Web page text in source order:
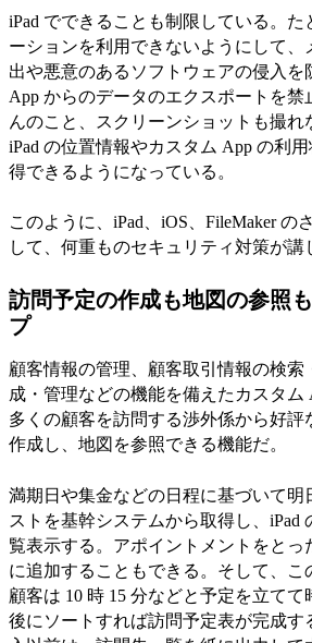
iPad でできることも制限している。
ーションを利用できないようにして、
出や悪意のあるソフトウェアの侵入を
App からのデータのエクスポートを禁
んのこと、スクリーンショットも撮れ
iPad の位置情報やカスタム App の利
得できるようになっている。
このように、iPad、iOS、FileMaker の
して、何重ものセキュリティ対策が講
訪問予定の作成も地図の参照
プ
顧客情報の管理、顧客取引情報の検索
成・管理などの機能を備えたカスタム
多くの顧客を訪問する渉外係から好評
作成し、地図を参照できる機能だ。
満期日や集金などの日程に基づいて明
ストを基幹システムから取得し、iPad
覧表示する。アポイントメントをとっ
に追加することもできる。そして、こ
顧客は 10 時 15 分などと予定を立て
後にソートすれば訪問予定表が完成す